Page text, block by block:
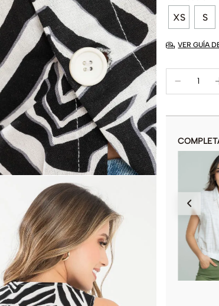
XS S
VER GUÍA
CAMISA CALISSA
$ 109
$ 54.900
COLOR
AÑADIR